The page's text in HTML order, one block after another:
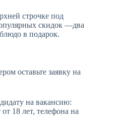
строчке под
скидок —два
в подарок.
оставьте заявку на
на вакансию:
18 лет, телефона на